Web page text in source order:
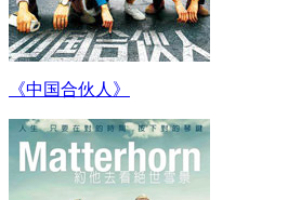
《中国合伙人》